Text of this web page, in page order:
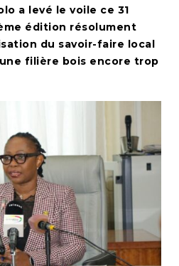
a levé le voile ce 31
édition résolument
du savoir-faire local
filière bois encore trop